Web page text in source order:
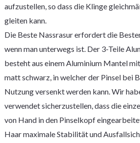
aufzustellen, so dass die Klinge
gleiten kann.
Die Beste Nassrasur erfordert die
wenn man unterwegs ist. Der 3-Teile
besteht aus einem Aluminium Mantel
matt schwarz, in welcher der Pinsel bei
Nutzung versenkt werden kann. Wir
verwendet sicherzustellen, dass die
von Hand in den Pinselkopf
Haar maximale Stabilität und